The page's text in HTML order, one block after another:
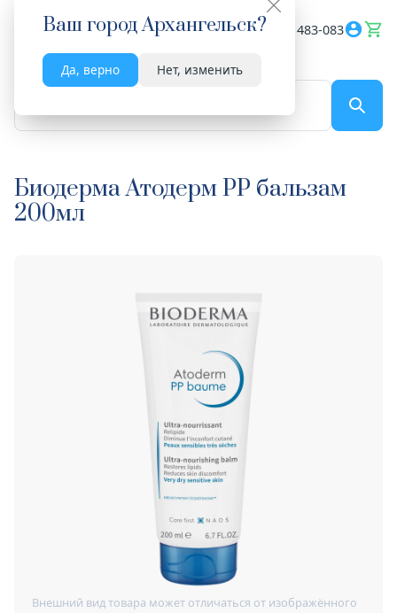
Ваш городАрхангельск?
Да, верно Нет, изменить
Весь сайт 8182 483-083
Биодерма Атодерм РР бальзам
200мл